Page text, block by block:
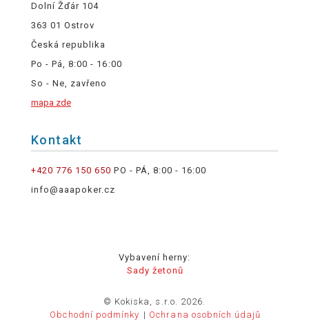
Dolní Žďár 104
363 01 Ostrov
Česká republika
Po - Pá, 8:00 - 16:00
So - Ne, zavřeno
mapa zde
Kontakt
+420 776 150 650 PO - PÁ, 8:00 - 16:00
info@aaapoker.cz
Vybavení herny:
Sady žetonů
© Kokiska, s.r.o. 2026.
Obchodní podmínky
Ochrana osobních údajů